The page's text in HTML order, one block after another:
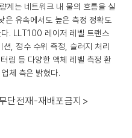
는 네트워크 내 물의 흐름을 실
유속에서도 높은 측정 정확도
. LLT100 레이저 레벨 트랜스
, 정수 수위 측정, 슬러지 처리
링 등 다양한 액체 레벨 측정 환
체 측은 밝혔다.
단전재-재배포금지>